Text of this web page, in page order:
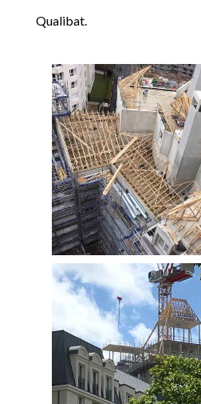
Qualibat.